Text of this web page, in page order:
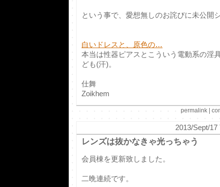
という事で、愛想無しのお詫びに未公開
白いドレスと、原色の…
本当は性器ピアスとこういう電動系の淫
ども(汗)。
仕舞
Zoikhem
permalink
2013/Sept/
レンズは抜かなきゃ光っちゃう
会員棟を更新致しました。
二晩連続です。